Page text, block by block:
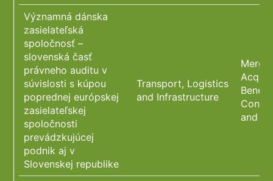
Významná dánska
zasielateľská
spoločnosť –
slovenská časť
právneho auditu v
súvislosti s kúpou
poprednej európskej
zasielateľskej
spoločnosti
prevádzkujúcej
podnik aj v
Slovenskej republike
Transport, Logistics
and Infrastructure
and